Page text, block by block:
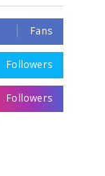
Fans
Followers
Followers